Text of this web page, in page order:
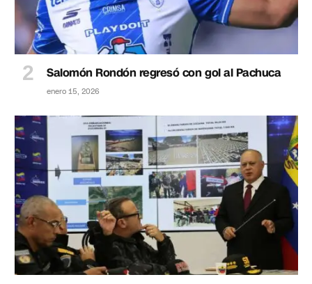
Salomón Rondón regresó con gol al Pachuca
enero 15, 2026